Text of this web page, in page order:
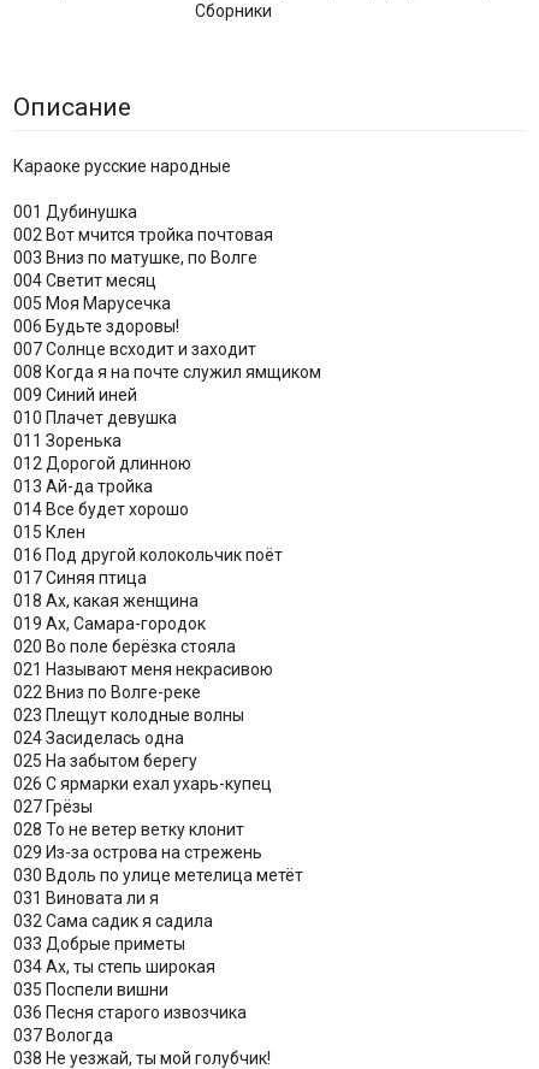
Сборники
Описание
Караоке русские народные
001 Дубинушка
002 Вот мчится тройка почтовая
003 Вниз по матушке, по Волге
004 Светит месяц
005 Моя Марусечка
006 Будьте здоровы!
007 Солнце всходит и заходит
008 Когда я на почте служил ямщиком
009 Синий иней
010 Плачет девушка
011 Зоренька
012 Дорогой длинною
013 Ай-да тройка
014 Все будет хорошо
015 Клен
016 Под другой колокольчик поёт
017 Синяя птица
018 Ах, какая женщина
019 Ах, Самара-городок
020 Во поле берёзка стояла
021 Называют меня некрасивою
022 Вниз по Волге-реке
023 Плещут колодные волны
024 Засиделась одна
025 На забытом берегу
026 С ярмарки ехал ухарь-купец
027 Грёзы
028 То не ветер ветку клонит
029 Из-за острова на стрежень
030 Вдоль по улице метелица метёт
031 Виновата ли я
032 Сама садик я садила
033 Добрые приметы
034 Ах, ты степь широкая
035 Поспели вишни
036 Песня старого извозчика
037 Вологда
038 Не уезжай, ты мой голубчик!